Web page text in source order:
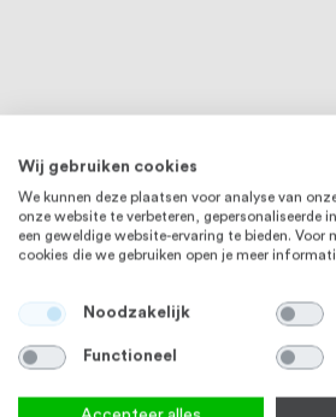
Wij gebruiken cookies
We kunnen deze plaatsen voor analyse van
onze website te verbeteren, gepersonaliseerde
een geweldige website-ervaring te bieden. Voor
cookies die we gebruiken open je meer
Noodzakelijk
Functioneel